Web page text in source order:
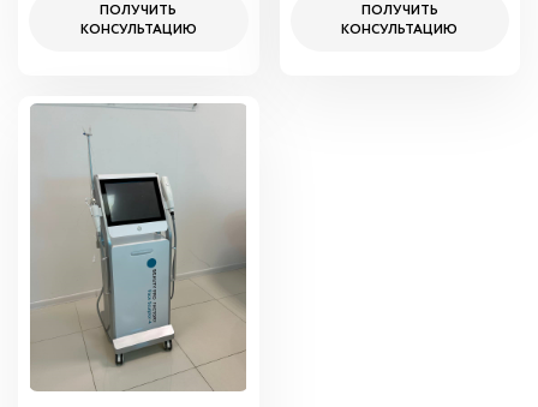
ПОЛУЧИТЬ
КОНСУЛЬТАЦИЮ
ПОЛУЧИТЬ
КОНСУЛЬТАЦИЮ